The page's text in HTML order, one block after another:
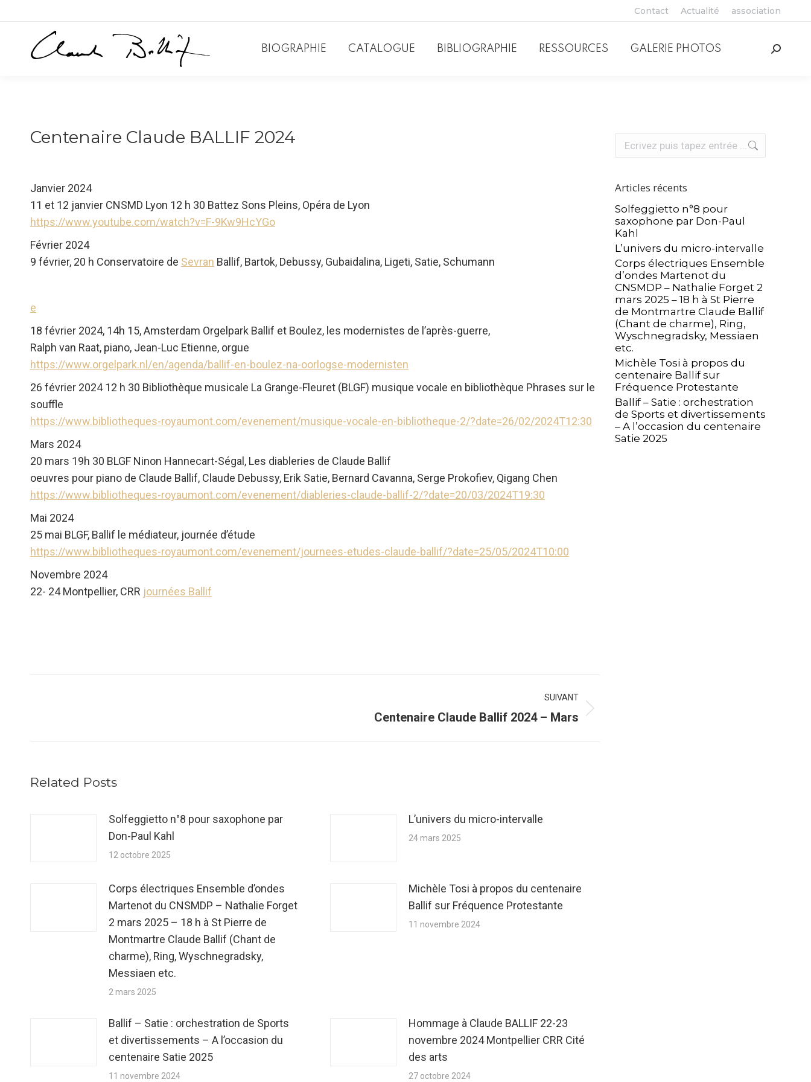
Contact Actualité association
BIOGRAPHIE CATALOGUE BIBLIOGRAPHIE RESSOURCES GALERIE PHOTOS
Centenaire Claude BALLIF 2024
Janvier 2024
11 et 12 janvier CNSMD Lyon 12 h 30 Battez Sons Pleins, Opéra de Lyon
https://www.youtube.com/watch?v=F-9Kw9HcYGo
Février 2024
9 février, 20 h Conservatoire de Sevran Ballif, Bartok, Debussy, Gubaidalina, Ligeti, Satie, Schumann
e
18 février 2024, 14h 15, Amsterdam Orgelpark Ballif et Boulez, les modernistes de l’après-guerre,
Ralph van Raat, piano, Jean-Luc Etienne, orgue
https://www.orgelpark.nl/en/agenda/ballif-en-boulez-na-oorlogse-modernisten
26 février 2024 12 h 30 Bibliothèque musicale La Grange-Fleuret (BLGF) musique vocale en bibliothèque Phrases sur le
souffle
https://www.bibliotheques-royaumont.com/evenement/musique-vocale-en-bibliotheque-2/?date=26/02/2024T12:30
Mars 2024
20 mars 19h 30 BLGF Ninon Hannecart-Ségal, Les diableries de Claude Ballif
oeuvres pour piano de Claude Ballif, Claude Debussy, Erik Satie, Bernard Cavanna, Serge Prokofiev, Qigang Chen
https://www.bibliotheques-royaumont.com/evenement/diableries-claude-ballif-2/?date=20/03/2024T19:30
Mai 2024
25 mai BLGF, Ballif le médiateur, journée d’étude
https://www.bibliotheques-royaumont.com/evenement/journees-etudes-claude-ballif/?date=25/05/2024T10:00
Novembre 2024
22- 24 Montpellier, CRR journées Ballif
SUIVANT
Centenaire Claude Ballif 2024 – Mars
Related Posts
Solfeggietto n°8 pour saxophone par
Don-Paul Kahl
12 octobre 2025
L’univers du micro-intervalle
24 mars 2025
Corps électriques Ensemble d’ondes
Martenot du CNSMDP – Nathalie Forget
2 mars 2025 – 18 h à St Pierre de
Montmartre Claude Ballif (Chant de
charme), Ring, Wyschnegradsky,
Messiaen etc.
2 mars 2025
Michèle Tosi à propos du centenaire
Ballif sur Fréquence Protestante
11 novembre 2024
Ballif – Satie : orchestration de Sports
et divertissements – A l’occasion du
centenaire Satie 2025
11 novembre 2024
Hommage à Claude BALLIF 22-23
novembre 2024 Montpellier CRR Cité
des arts
27 octobre 2024
Recherche
Articles récents
Solfeggietto n°8 pour
saxophone par Don-Paul
Kahl
L’univers du micro-intervalle
Corps électriques Ensemble
d’ondes Martenot du
CNSMDP – Nathalie Forget 2
mars 2025 – 18 h à St Pierre
de Montmartre Claude Ballif
(Chant de charme), Ring,
Wyschnegradsky, Messiaen
etc.
Michèle Tosi à propos du
centenaire Ballif sur
Fréquence Protestante
Ballif – Satie : orchestration
de Sports et divertissements
– A l’occasion du centenaire
Satie 2025